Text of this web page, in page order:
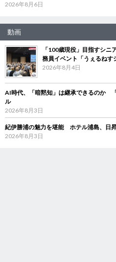
2026年8月6日
動画
「100歳現役」目指すシ
務員イベント「うぇるねす
2026年8月4日
AI時代、「暗黙知」は継承できるのか
ル
2026年8月3日
紀伊勝浦の魅力を堪能 ホテル浦島、日
2026年8月3日